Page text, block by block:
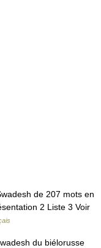
de 207 mots en
2 Liste 3 Voir
du biélorusse